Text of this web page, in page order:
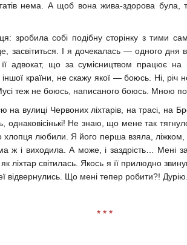
нема. А щоб вона жива-здорова
зробила собі подібну сторінку з тими
засвітиться. І я дочекалась — одного
адвокат, що за сумісництвом працює на
країни, не скажу якої — боюсь. Ні, річ
теж не боюсь, написаного боюсь. Мною
на вулиці Червоних ліхтарів, на трасі, на
Не знаю, що мене так
любили. Я його перша взяла, ліжком,
ж і виходила. А може, і заздрість… Мені
ліхтар світилась. Якось я її прилюдно
відвернулись. Що мені тепер робити?! Дурію.
* * *